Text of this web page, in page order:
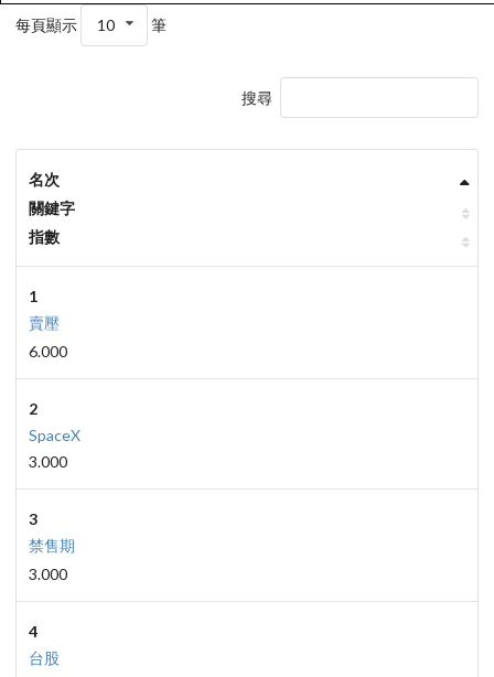
每頁顯示 10 筆
搜尋
名次
關鍵字
指數
1
賣壓
6.000
2
SpaceX
3.000
3
禁售期
3.000
4
台股